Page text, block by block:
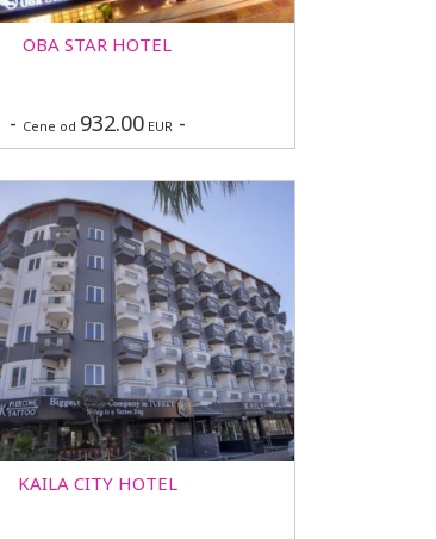
OBA STAR HOTEL
- Cene od 932.00EUR-
KAILA CITY HOTEL